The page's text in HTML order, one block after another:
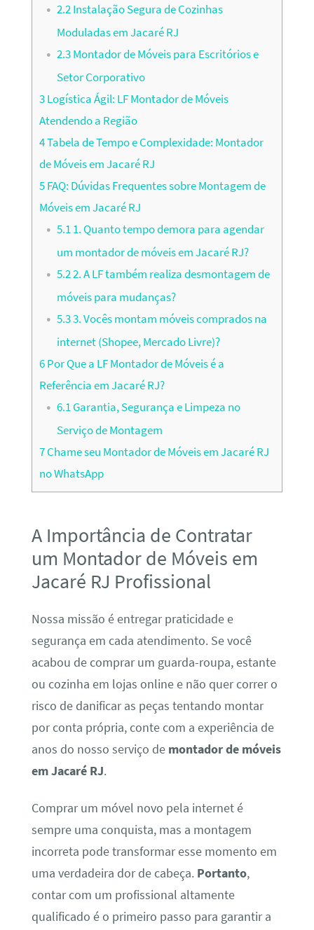
2.2Instalação Segura de Cozinhas
Moduladas em Jacaré RJ
2.3Montador de Móveis para Escritórios e
Setor Corporativo
3Logística Ágil: LF Montador de Móveis
Atendendo a Região
4Tabela de Tempo e Complexidade: Montador
de Móveis em Jacaré RJ
5FAQ: Dúvidas Frequentes sobre Montagem de
Móveis em Jacaré RJ
5.11. Quanto tempo demora para agendar
um montador de móveis em Jacaré RJ?
5.22. A LF também realiza desmontagem de
móveis para mudanças?
5.33. Vocês montam móveis comprados na
internet (Shopee, Mercado Livre)?
6Por Que a LF Montador de Móveis é a
Referência em Jacaré RJ?
6.1Garantia, Segurança e Limpeza no
Serviço de Montagem
7Chame seu Montador de Móveis em Jacaré RJ
no WhatsApp
A Importância de Contratar
um Montador de Móveis em
Jacaré RJ Profissional
Nossa missão é entregar praticidade e
segurança em cada atendimento. Se você
acabou de comprar um guarda-roupa, estante
ou cozinha em lojas online e não quer correr o
risco de danificar as peças tentando montar
por conta própria, conte com a experiência de
anos do nosso serviço de montador de móveis
em Jacaré RJ.
Comprar um móvel novo pela internet é
sempre uma conquista, mas a montagem
incorreta pode transformar esse momento em
uma verdadeira dor de cabeça. Portanto,
contar com um profissional altamente
qualificado é o primeiro passo para garantir a